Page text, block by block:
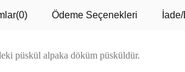
(0) Ödeme Seçenekleri
püskül alpaka döküm püsküldür.Hediye